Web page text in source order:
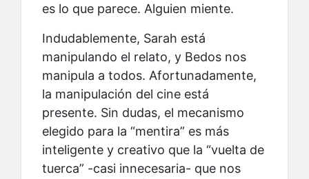
es lo que parece. Alguien miente.
Indudablemente, Sarah está
manipulando el relato, y Bedos nos
manipula a todos. Afortunadamente,
la manipulación del cine está
presente. Sin dudas, el mecanismo
elegido para la “mentira” es más
inteligente y creativo que la “vuelta de
tuerca” -casi innecesaria- que nos